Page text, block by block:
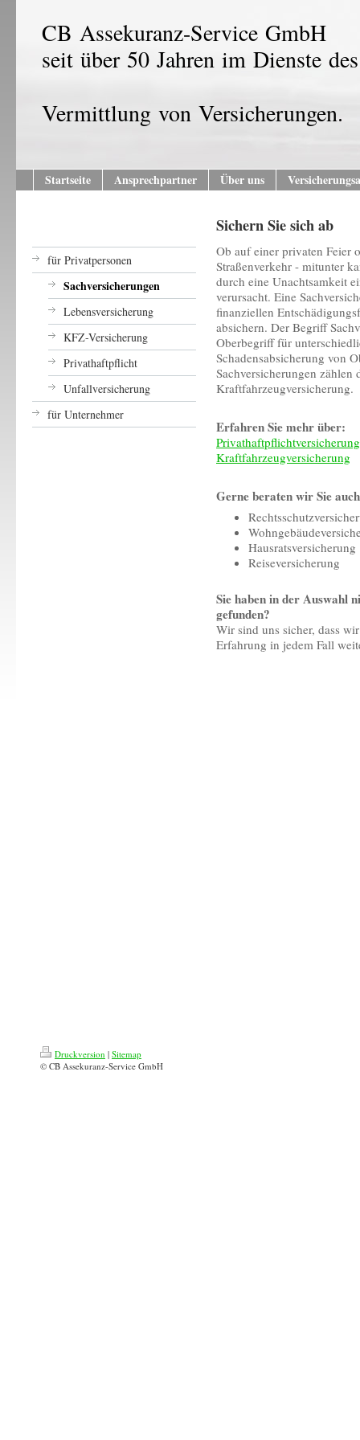
CB Assekuranz-Service GmbH
seit über 50 Jahren im Dienste
Vermittlung von Versicherungen.
Startseite Ansprechpartner Über uns
für Privatpersonen
Sachversicherungen
Lebensversicherung
KFZ-Versicherung
Privathaftpflicht
Unfallversicherung
für Unternehmer
Sichern Sie sich ab
Ob auf einer privaten Feier
Straßenverkehr - mitunter
durch eine Unachtsamkeit
verursacht. Eine
finanziellen
absichern. Der Begriff
Oberbegriff für
Schadensabsicherung von
Sachversicherungen
Kraftfahrzeugversicherung.
Erfahren Sie mehr über:
Privathaftpflichtversicherung
Kraftfahrzeugversicherung
Gerne beraten wir Sie
Hausratsversicherung
Reiseversicherung
Sie haben in der Auswahl
gefunden?
Wir sind uns sicher, dass
Erfahrung in jedem Fall
Druckversion | Sitemap
© CB Assekuranz-Service GmbH